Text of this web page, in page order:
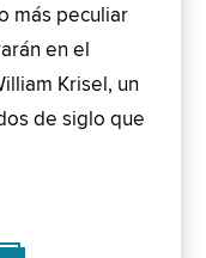
más peculiar
en el
Krisel, un
de siglo que